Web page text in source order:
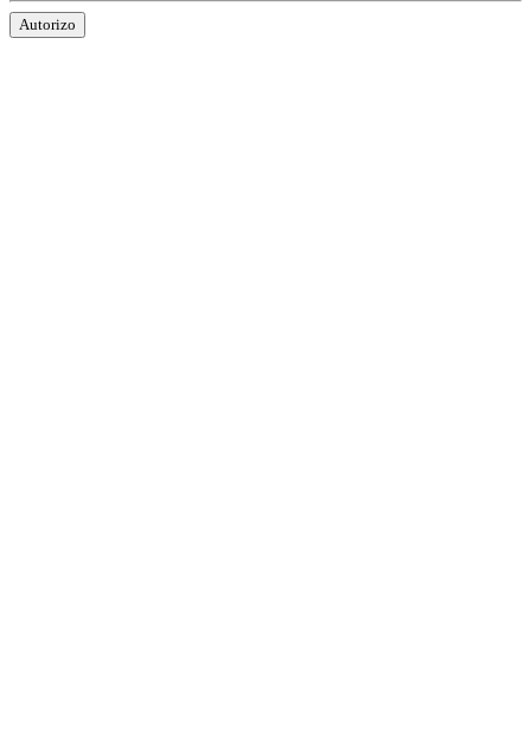
Autorizo